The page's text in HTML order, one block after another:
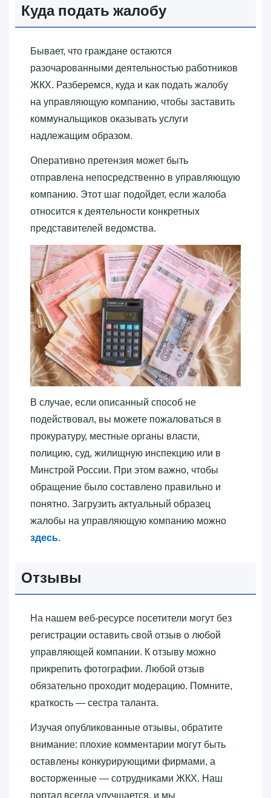
Куда подать жалобу
Бывает, что граждане остаются
разочарованными деятельностью работников
ЖКХ. Разберемся, куда и как подать жалобу
на управляющую компанию, чтобы заставить
коммунальщиков оказывать услуги
надлежащим образом.
Оперативно претензия может быть
отправлена непосредственно в управляющую
компанию. Этот шаг подойдет, если жалоба
относится к деятельности конкретных
представителей ведомства.
В случае, если описанный способ не
подействовал, вы можете пожаловаться в
прокуратуру, местные органы власти,
полицию, суд, жилищную инспекцию или в
Минстрой России. При этом важно, чтобы
обращение было составлено правильно и
понятно. Загрузить актуальный образец
жалобы на управляющую компанию можно
здесь.
Отзывы
На нашем веб-ресурсе посетители могут без
регистрации оставить свой отзыв о любой
управляющей компании. К отзыву можно
прикрепить фотографии. Любой отзыв
обязательно проходит модерацию. Помните,
краткость — сестра таланта.
Изучая опубликованные отзывы, обратите
внимание: плохие комментарии могут быть
оставлены конкурирующими фирмами, а
восторженные — сотрудниками ЖКХ. Наш
портал всегда улучшается, и мы